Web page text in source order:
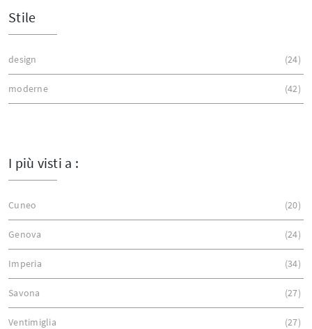
Stile
design 24
moderne 42
I più visti a :
Cuneo 20
Genova 24
Imperia 34
Savona 27
Ventimiglia 27